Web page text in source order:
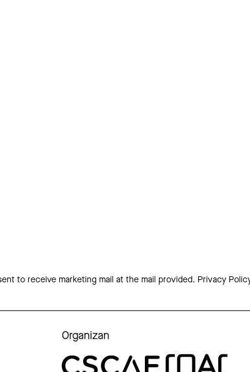
to receive marketing mail at the mail provided. Privacy
Organizan